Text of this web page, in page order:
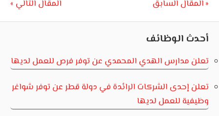
تصفّح
المقالات
Previous
المقال السابق
Next
المقال التالي
أحدث الوظائف
تعلن مدارس الهدي المحمدي عن توفر فرص للعمل لديها
تعلن إحدى الشركات الرائدة في دولة قطر عن توفر شواغر
وظيفية للعمل لديها